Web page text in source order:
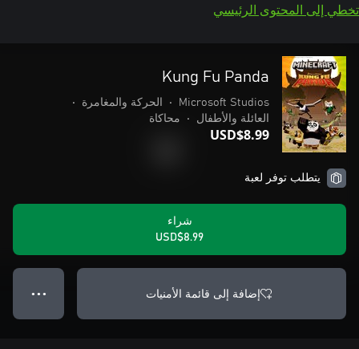
تخطي إلى المحتوى الرئيسي
Kung Fu Panda
Microsoft Studios
• الحركة والمغامرة
•
العائلة والأطفال
• محاكاة
USD$8.99
يتطلب توفر لعبة
شراء
USD$8.99
إضافة إلى قائمة الأمنيات ● ● ●